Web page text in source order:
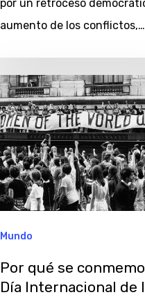
por un retroceso
aumento de los conflictos,…
Mundo
Por qué se
Día Internacional de